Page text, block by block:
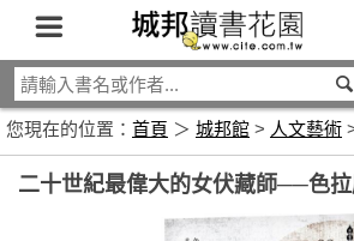
您現在的位置： 首頁 ＞ 城邦館 > 人文藝術
二十世紀最偉大的女伏藏師──色